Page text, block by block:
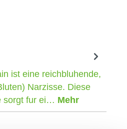
ist eine reichbluhende,
Narzisse. Diese
sorgt fur ei… Mehr